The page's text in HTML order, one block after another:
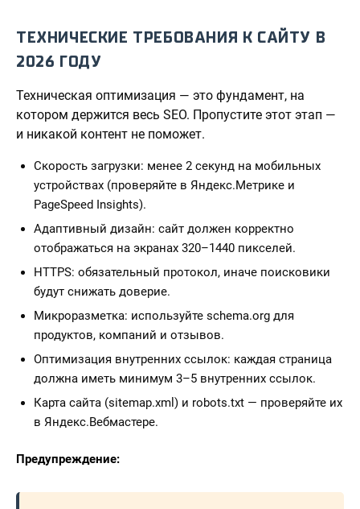
ТЕХНИЧЕСКИЕ ТРЕБОВАНИЯ К САЙТУ В
2026 ГОДУ
Техническая оптимизация — это фундамент, на
котором держится весь SEO. Пропустите этот этап —
и никакой контент не поможет.
Скорость загрузки: менее 2 секунд на мобильных
устройствах (проверяйте в Яндекс.Метрике и
PageSpeed Insights).
Адаптивный дизайн: сайт должен корректно
отображаться на экранах 320–1440 пикселей.
HTTPS: обязательный протокол, иначе поисковики
будут снижать доверие.
Микроразметка: используйте schema.org для
продуктов, компаний и отзывов.
Оптимизация внутренних ссылок: каждая страница
должна иметь минимум 3–5 внутренних ссылок.
Карта сайта (sitemap.xml) и robots.txt — проверяйте их
в Яндекс.Вебмастере.
Предупреждение: